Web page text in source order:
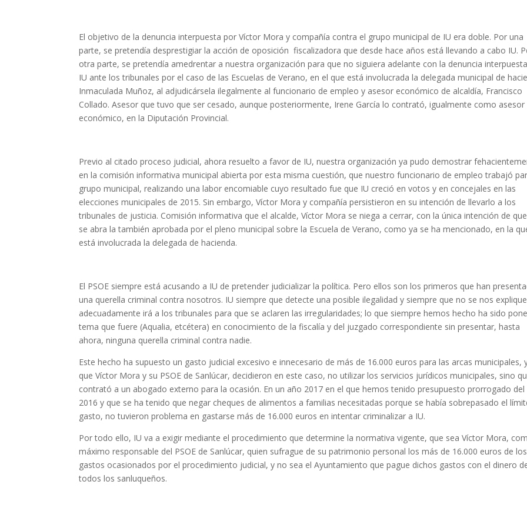
El objetivo de la denuncia interpuesta por Víctor Mora y compañía contra el grupo municipal de IU era doble. Por una
parte, se pretendía desprestigiar la acción de oposición fiscalizadora que desde hace años está llevando a cabo IU.
otra parte, se pretendía amedrentar a nuestra organización para que no siguiera adelante con la denuncia
IU ante los tribunales por el caso de las Escuelas de Verano, en el que está involucrada la delegada municipal de
Inmaculada Muñoz, al adjudicársela ilegalmente al funcionario de empleo y asesor económico de alcaldía, Francisco
Collado. Asesor que tuvo que ser cesado, aunque posteriormente, Irene García lo contrató, igualmente como asesor
económico, en la Diputación Provincial.
Previo al citado proceso judicial, ahora resuelto a favor de IU, nuestra organización ya pudo demostrar
en la comisión informativa municipal abierta por esta misma cuestión, que nuestro funcionario de empleo trabajó
grupo municipal, realizando una labor encomiable cuyo resultado fue que IU creció en votos y en concejales en las
elecciones municipales de 2015. Sin embargo, Víctor Mora y compañía persistieron en su intención de llevarlo a los
tribunales de justicia. Comisión informativa que el alcalde, Víctor Mora se niega a cerrar, con la única intención de
se abra la también aprobada por el pleno municipal sobre la Escuela de Verano, como ya se ha mencionado, en la
está involucrada la delegada de hacienda.
El PSOE siempre está acusando a IU de pretender judicializar la política. Pero ellos son los primeros que han
una querella criminal contra nosotros. IU siempre que detecte una posible ilegalidad y siempre que no se nos explique
adecuadamente irá a los tribunales para que se aclaren las irregularidades; lo que siempre hemos hecho ha sido
tema que fuere (Aqualia, etcétera) en conocimiento de la fiscalía y del juzgado correspondiente sin presentar, hasta
ahora, ninguna querella criminal contra nadie.
Este hecho ha supuesto un gasto judicial excesivo e innecesario de más de 16.000 euros para las arcas municipales,
que Víctor Mora y su PSOE de Sanlúcar, decidieron en este caso, no utilizar los servicios jurídicos municipales, sino
contrató a un abogado externo para la ocasión. En un año 2017 en el que hemos tenido presupuesto prorrogado del
2016 y que se ha tenido que negar cheques de alimentos a familias necesitadas porque se había sobrepasado el
gasto, no tuvieron problema en gastarse más de 16.000 euros en intentar criminalizar a IU.
Por todo ello, IU va a exigir mediante el procedimiento que determine la normativa vigente, que sea Víctor Mora,
máximo responsable del PSOE de Sanlúcar, quien sufrague de su patrimonio personal los más de 16.000 euros de los
gastos ocasionados por el procedimiento judicial, y no sea el Ayuntamiento que pague dichos gastos con el dinero
todos los sanluqueños.